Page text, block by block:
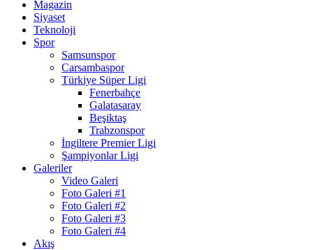
Magazin
Siyaset
Teknoloji
Spor
Samsunspor
Carsambaspor
Türkiye Süper Ligi
Fenerbahçe
Galatasaray
Beşiktaş
Trabzonspor
İngiltere Premier Ligi
Şampiyonlar Ligi
Galeriler
Video Galeri
Foto Galeri #1
Foto Galeri #2
Foto Galeri #3
Foto Galeri #4
Akış